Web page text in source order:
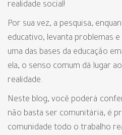
realidade social!
Por sua vez, a pesquisa,
educativo, levanta problemas
uma das bases da educação
ela, o senso comum dá lugar
realidade.
Neste blog, você poderá
não basta ser comunitária, é
comunidade todo o trabalho